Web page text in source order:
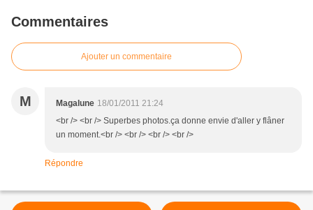
Commentaires
Ajouter un commentaire
M Magalune 18/01/2011 21:24
<br /> <br /> Superbes photos.ça donne envie d'aller y flâner
un moment.<br /> <br /> <br /> <br />
Répondre